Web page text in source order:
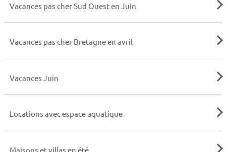
Vacances pas cher Sud Ouest en Juin
Vacances pas cher Bretagne en avril
Vacances Juin
Locations avec espace aquatique
Maisons et villas en été